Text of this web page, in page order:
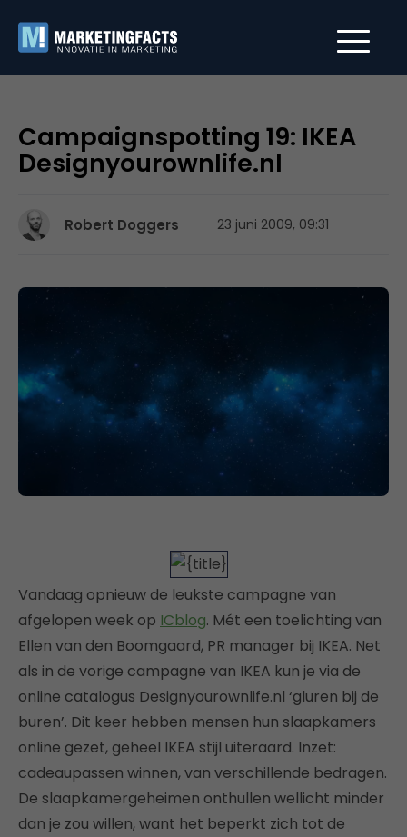
Campaignspotting 19: IKEA
Designyourownlife.nl
Robert Doggers 23 juni 2009, 09:31
Vandaag opnieuw de leukste campagne van
afgelopen week op ICblog. Mét een toelichting van
Ellen van den Boomgaard, PR manager bij IKEA. Net
als in de vorige campagne van IKEA kun je via de
online catalogus Designyourownlife.nl ‘gluren bij de
buren’. Dit keer hebben mensen hun slaapkamers
online gezet, geheel IKEA stijl uiteraard. Inzet:
cadeaupassen winnen, van verschillende bedragen.
De slaapkamergeheimen onthullen wellicht minder
dan je zou willen, want het beperkt zich tot de